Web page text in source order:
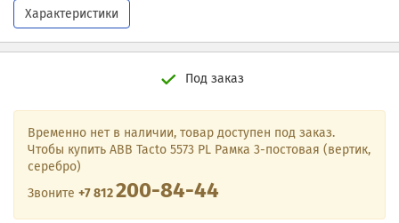
Характеристики
Под заказ
Временно нет в наличии, товар доступен под заказ.
Чтобы купить ABB Tacto 5573 PL Рамка 3-постовая (вертик,
серебро)
Звоните +7 812200-84-44